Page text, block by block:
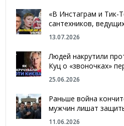
«В Инстаграм и Тик-
сантехников,
13.07.2026
Людей накрутили
Куц о «звоночках»
25.06.2026
Раньше война
мужчин лишат
11.06.2026